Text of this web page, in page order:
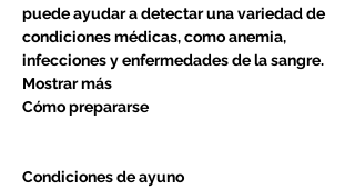
puede ayudar a detectar una variedad de
condiciones médicas, como anemia,
infecciones y enfermedades de la sangre.
Mostrar más
Cómo prepararse
Condiciones de ayuno